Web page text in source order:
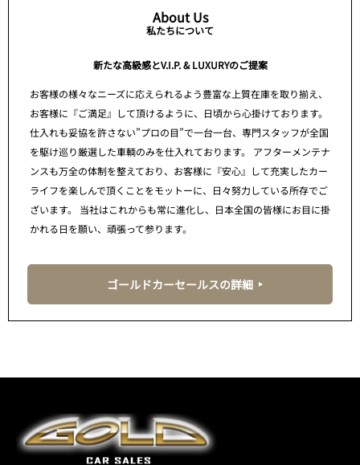
About Us
私たちについて
新たな高級感とV.I.P. & LUXURYのご提案
お客様の様々なニーズに応えられるよう豊富な上質在庫を取り揃え、
お客様に『ご満足』して頂けるように、日頃から心掛けております。
仕入れも妥協を許さない”プロの目”で一台一台、専門スタッフが全国
を駆け巡り厳選した車輌のみを仕入れております。 アフターメンテナ
ンスも万全の体制を整えており、お客様に『安心』して充実したカー
ライフを楽しんで頂くことをモットーに、日々努力している所存でご
ざいます。 当社はこれからも常に進化し、日本全国の皆様にお目に掛
かれる日を願い、頑張って参ります。
ゴールドカーセールスの詳細